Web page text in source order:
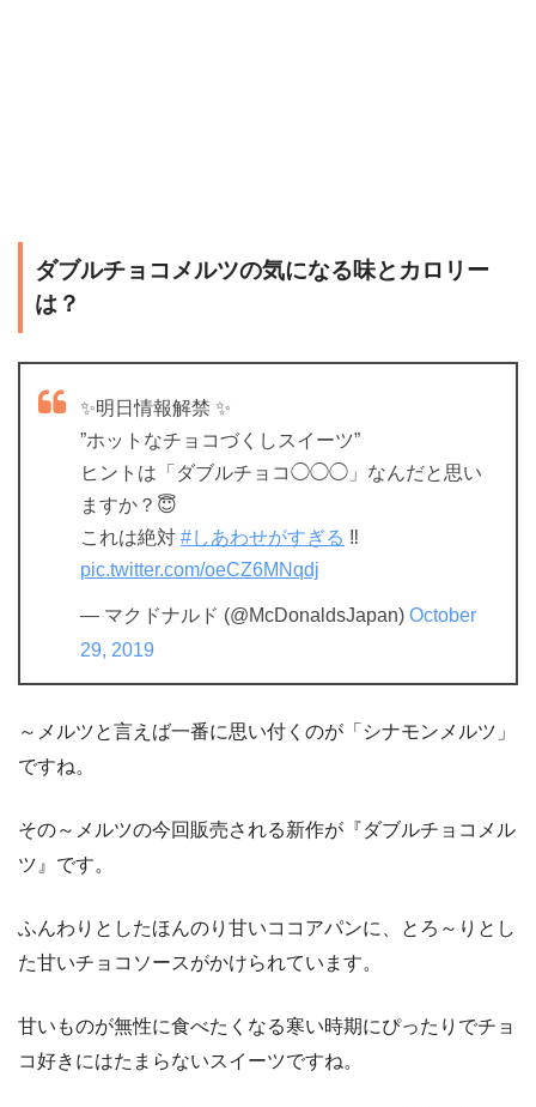
ダブルチョコメルツの気になる味とカロリー
は？
✨明日情報解禁 ✨
”ホットなチョコづくしスイーツ”
ヒントは「ダブルチョコ◯◯◯」なんだと思い
ますか？😇
これは絶対 #しあわせがすぎる ‼️
pic.twitter.com/oeCZ6MNqdj
— マクドナルド (@McDonaldsJapan) October
29, 2019
～メルツと言えば一番に思い付くのが「シナモンメルツ」
ですね。
その～メルツの今回販売される新作が『ダブルチョコメル
ツ』です。
ふんわりとしたほんのり甘いココアパンに、とろ～りとし
た甘いチョコソースがかけられています。
甘いものが無性に食べたくなる寒い時期にぴったりでチョ
コ好きにはたまらないスイーツですね。